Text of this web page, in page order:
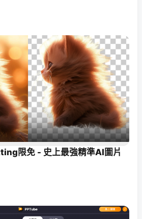
限免 - 史上最強精準AI圖片